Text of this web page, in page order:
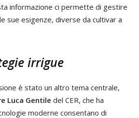
informazione ci permette di gestire
sue esigenze, diverse da cultivar a
irrigue
è stato un altro tema centrale,
Luca Gentile del CER, che ha
moderne consentano di